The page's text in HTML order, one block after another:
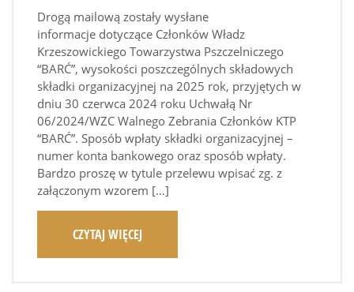
Drogą mailową zostały wysłane
informacje dotyczące Członków Władz
Krzeszowickiego Towarzystwa Pszczelniczego
“BARĆ”, wysokości poszczególnych składowych
składki organizacyjnej na 2025 rok, przyjętych w
dniu 30 czerwca 2024 roku Uchwałą Nr
06/2024/WZC Walnego Zebrania Członków KTP
“BARĆ”. Sposób wpłaty składki organizacyjnej –
numer konta bankowego oraz sposób wpłaty.
Bardzo proszę w tytule przelewu wpisać zg. z
załączonym wzorem […]
CZYTAJ WIĘCEJ